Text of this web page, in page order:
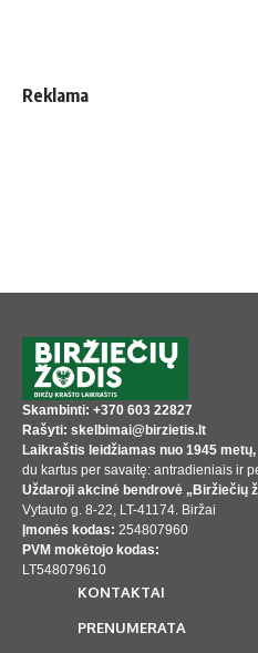
Reklama
Skambinti: +370 603 22827
Rašyti: skelbimai@birzietis.lt
Laikraštis leidžiamas nuo 1945 metų,
du kartus per savaitę: antradieniais ir
Uždaroji akcinė bendrovė „Biržiečių
Vytauto g. 8-22, LT-41174. Biržai
Įmonės kodas: 254807960
PVM mokėtojo kodas:
LT548079610
KONTAKTAI
PRENUMERATA